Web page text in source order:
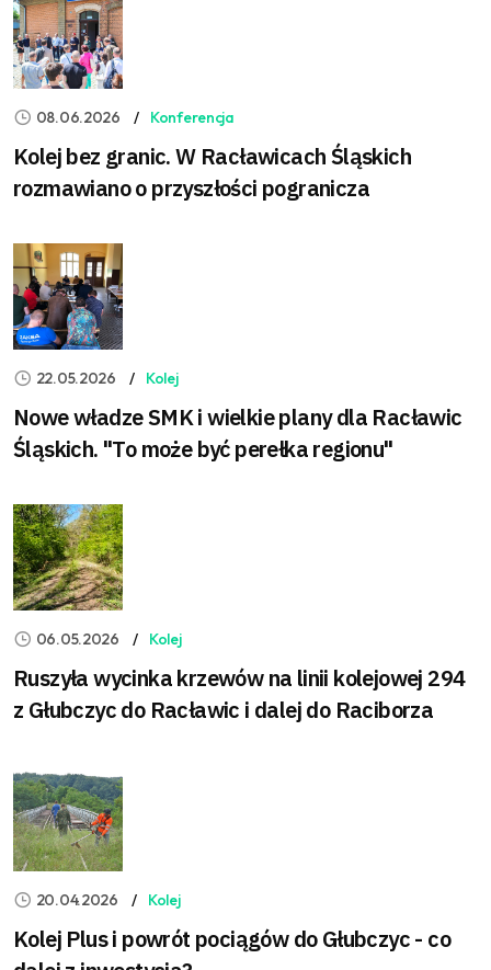
08.06.2026 Konferencja
Kolej bez granic. W Racławicach Śląskich
rozmawiano o przyszłości pogranicza
22.05.2026 Kolej
Nowe władze SMK i wielkie plany dla Racławic
Śląskich. "To może być perełka regionu"
06.05.2026 Kolej
Ruszyła wycinka krzewów na linii kolejowej 294
z Głubczyc do Racławic i dalej do Raciborza
20.04.2026 Kolej
Kolej Plus i powrót pociągów do Głubczyc - co